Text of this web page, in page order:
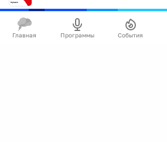
Главная Программы События